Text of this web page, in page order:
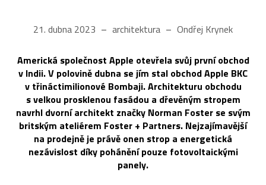
21. dubna 2023 architektura Ondřej Krynek
Americká společnost Apple otevřela svůj první obchod
v Indii. V polovině dubna se jím stal obchod Apple BKC
v třináctimilionové Bombaji. Architekturu obchodu
s velkou prosklenou fasádou a dřevěným stropem
navrhl dvorní architekt značky Norman Foster se svým
britským ateliérem Foster + Partners. Nejzajímavější
na prodejně je právě onen strop a energetická
nezávislost díky pohánění pouze fotovoltaickými
panely.